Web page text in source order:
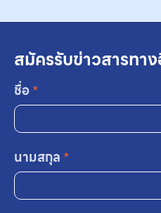
สมัครรับข่าวสารทาง
ชื่อ*
นามสกุล *